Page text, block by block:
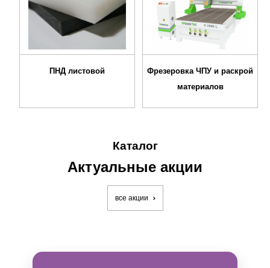
ПНД листовой
Фрезеровка ЧПУ и раскрой
материалов
Каталог
Актуальные акции
все акции